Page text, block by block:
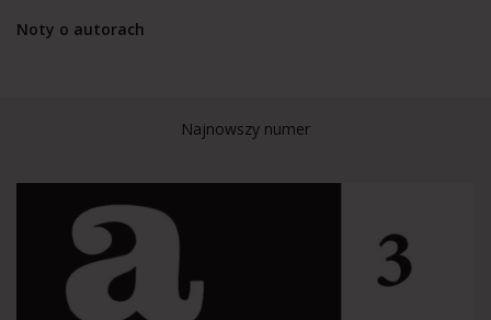
Noty o autorach
Najnowszy numer